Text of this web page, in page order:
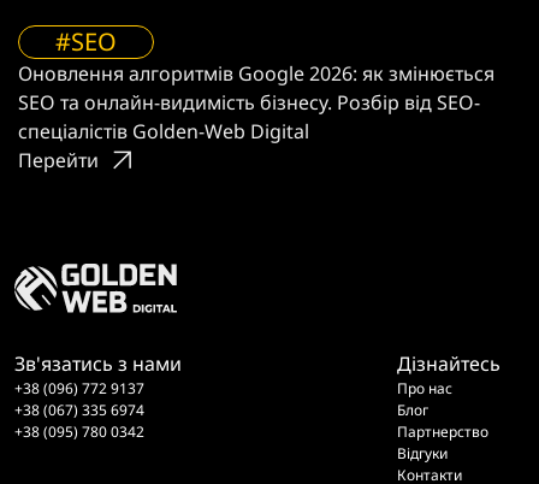
#SEO
Оновлення алгоритмів Google 2026: як змінюється
SEO та онлайн-видимість бізнесу. Розбір від SEO-
спеціалістів Golden-Web Digital
Перейти
Дізнайтесь
Про нас
Блог
Партнерство
Відгуки
Контакти
Зв'язатись з нами
+38 (096) 772 9137
+38 (067) 335 6974
+38 (095) 780 0342